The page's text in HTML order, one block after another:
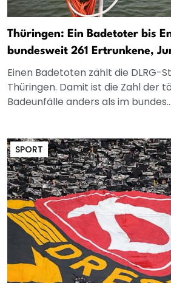
Thüringen: Ein Badetoter bis
bundesweit 261 Ertrunkene,
Einen Badetoten zählt die DLRG-
Thüringen. Damit ist die Zahl der
Badeunfälle anders als im bundes...
SPORT